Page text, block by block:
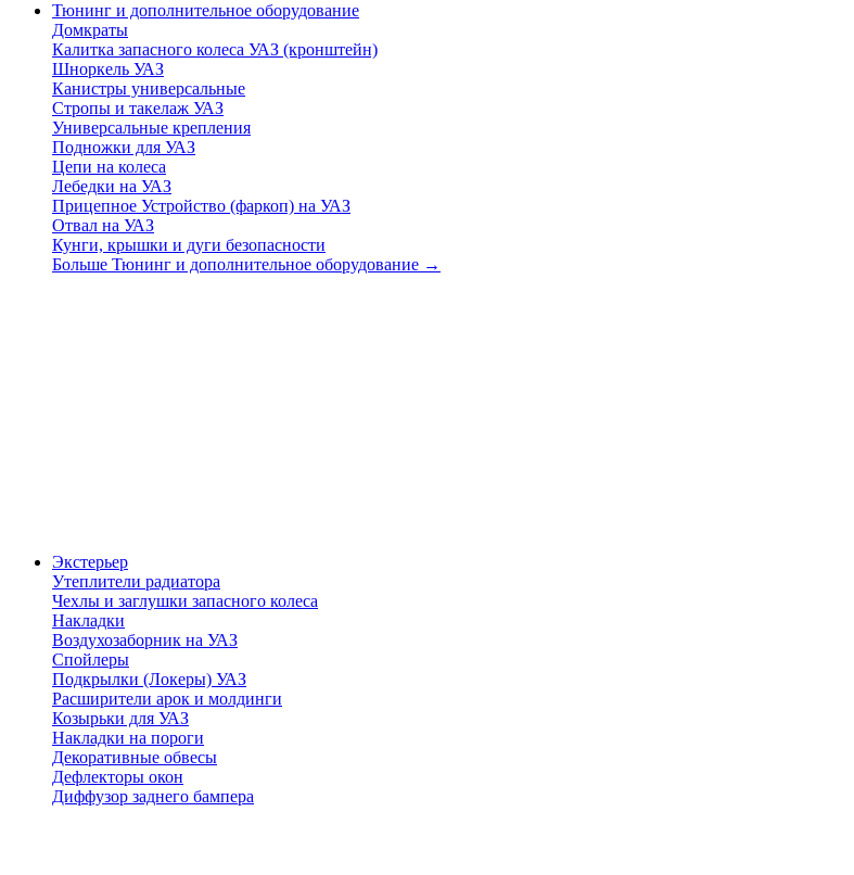
Тюнинг и дополнительное оборудование
Домкраты
Калитка запасного колеса УАЗ (кронштейн)
Шноркель УАЗ
Канистры универсальные
Стропы и такелаж УАЗ
Универсальные крепления
Подножки для УАЗ
Цепи на колеса
Лебедки на УАЗ
Прицепное Устройство (фаркоп) на УАЗ
Отвал на УАЗ
Кунги, крышки и дуги безопасности
Больше Тюнинг и дополнительное оборудование →
Экстерьер
Утеплители радиатора
Чехлы и заглушки запасного колеса
Накладки
Воздухозаборник на УАЗ
Спойлеры
Подкрылки (Локеры) УАЗ
Расширители арок и молдинги
Козырьки для УАЗ
Накладки на пороги
Декоративные обвесы
Дефлекторы окон
Диффузор заднего бампера